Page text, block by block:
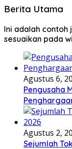
Berita Utama
Ini adalah contoh
sesuaikan pada
Agustus 6,
Pengusaha
Agustus 2,
Sejumlah